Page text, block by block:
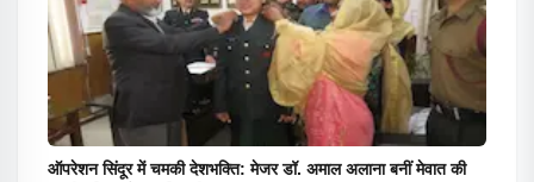
ऑपरेशन सिंदूर में चमकी देशभक्ति: मेजर डॉ. अमाल अलाना बनीं मेवात की